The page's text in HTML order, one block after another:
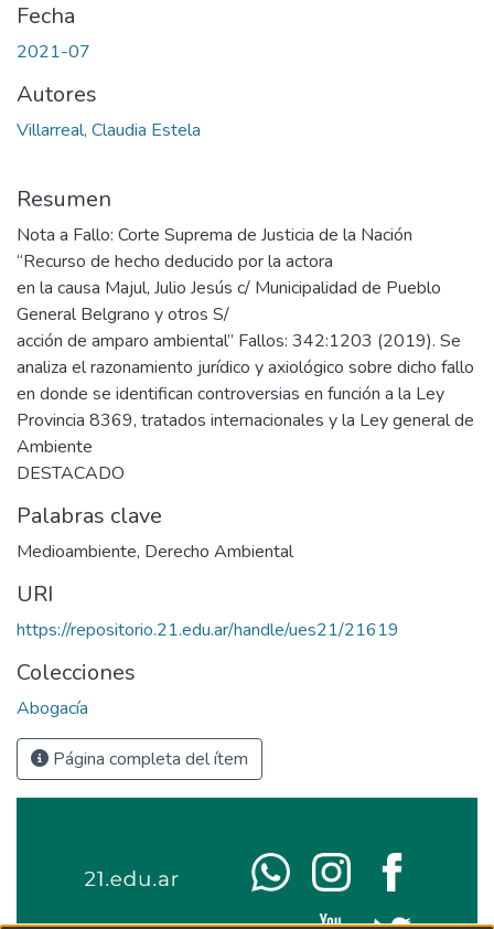
Fecha
2021-07
Autores
Villarreal, Claudia Estela
Resumen
Nota a Fallo: Corte Suprema de Justicia de la Nación
“Recurso de hecho deducido por la actora
en la causa Majul, Julio Jesús c/ Municipalidad de Pueblo
General Belgrano y otros S/
acción de amparo ambiental” Fallos: 342:1203 (2019). Se
analiza el razonamiento jurídico y axiológico sobre dicho fallo
en donde se identifican controversias en función a la Ley
Provincia 8369, tratados internacionales y la Ley general de
Ambiente
DESTACADO
Palabras clave
Medioambiente, Derecho Ambiental
URI
https://repositorio.21.edu.ar/handle/ues21/21619
Colecciones
Abogacía
Página completa del ítem